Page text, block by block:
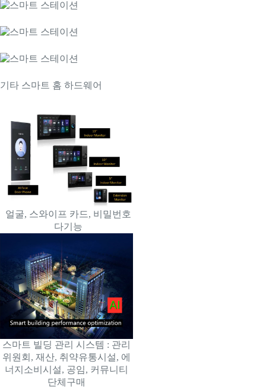
기타 스마트 홈 하드웨어
얼굴, 스와이프 카드, 비밀번호
다기능
스마트 빌딩 관리 시스템 : 관리
위원회, 재산, 취약유통시설, 에
너지소비시설, 공임, 커뮤니티
단체구매